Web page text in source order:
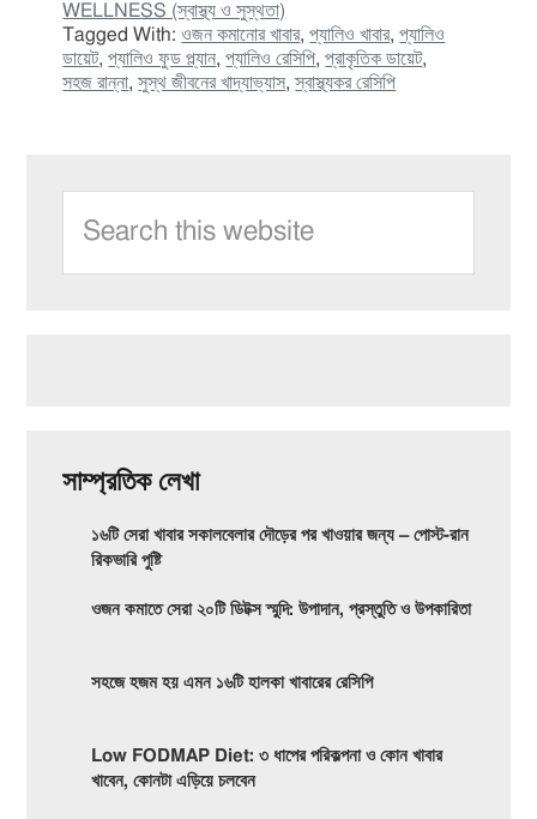
WELLNESS (স্বাস্থ্য ও সুস্থতা)
Tagged With:ওজন কমানোর খাবার,প্যালিও খাবার,প্যালিও
ডায়েট,প্যালিও ফুড প্ল্যান,প্যালিও রেসিপি,প্রাকৃতিক ডায়েট,
সহজ রান্না,সুস্থ জীবনের খাদ্যাভ্যাস,স্বাস্থ্যকর রেসিপি
Sidebar
this
website
সাম্প্রতিক লেখা
১৬টি সেরা খাবার সকালবেলার দৌড়ের পর খাওয়ার জন্য – পোস্ট-রান
রিকভারি পুষ্টি
ওজন কমাতে সেরা ২০টি ডিটক্স স্মুদি: উপাদান, প্রস্তুতি ও উপকারিতা
সহজে হজম হয় এমন ১৬টি হালকা খাবারের রেসিপি
Low FODMAP Diet: ৩ ধাপের পরিকল্পনা ও কোন খাবার
খাবেন, কোনটা এড়িয়ে চলবেন